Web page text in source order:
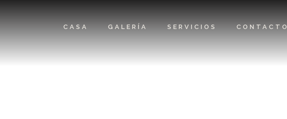
CASA GALERÍA SERVICIOS CONTACTO